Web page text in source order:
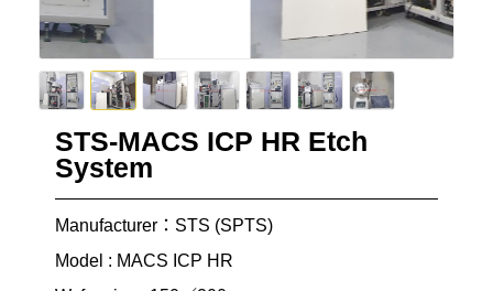
STS-MACS ICP HR Etch
System
Manufacturer：STS (SPTS)
Model : MACS ICP HR